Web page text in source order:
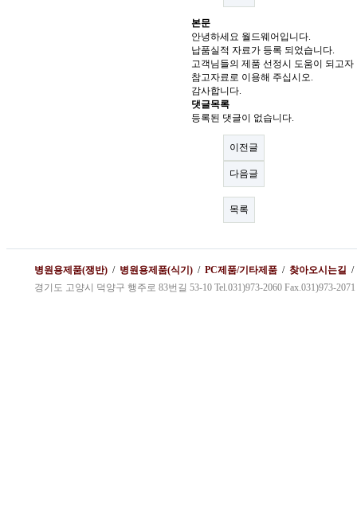
본문
안녕하세요 월드웨어입니다.
납품실적 자료가 등록 되었습니다.
고객님들의 제품 선정시 도움이 되고
참고자료로 이용해 주십시오.
감사합니다.
댓글목록
등록된 댓글이 없습니다.
이전글
다음글
목록
병원용제품(쟁반) / 병원용제품(식기) / PC제품/기타제품 / 찾아오시는길
경기도 고양시 덕양구 행주로 83번길 53-10 Tel.031)973-2060 Fax.031)973-